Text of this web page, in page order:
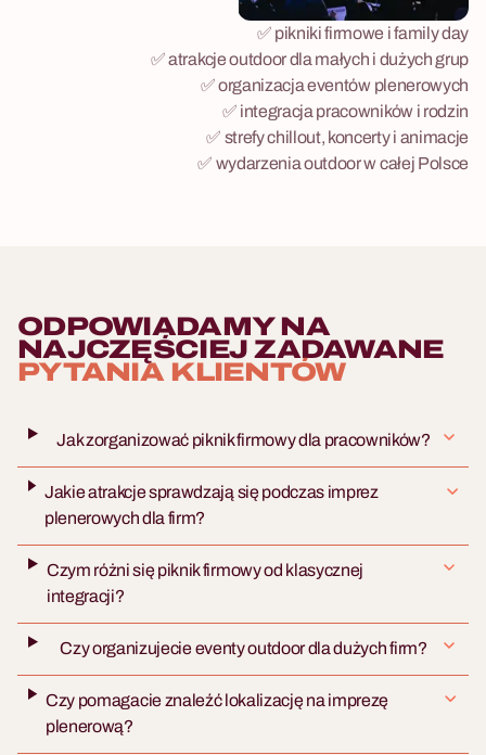
✅ pikniki firmowe i family day
✅ atrakcje outdoor dla małych i dużych grup
✅ organizacja eventów plenerowych
✅ integracja pracowników i rodzin
✅ strefy chillout, koncerty i animacje
✅ wydarzenia outdoor w całej Polsce
ODPOWIADAMY NA
NAJCZĘŚCIEJ ZADAWANE
PYTANIA KLIENTÓW
Jak zorganizować piknik firmowy dla pracowników?
Jakie atrakcje sprawdzają się podczas imprez
plenerowych dla firm?
Czym różni się piknik firmowy od klasycznej
integracji?
Czy organizujecie eventy outdoor dla dużych firm?
Czy pomagacie znaleźć lokalizację na imprezę
plenerową?